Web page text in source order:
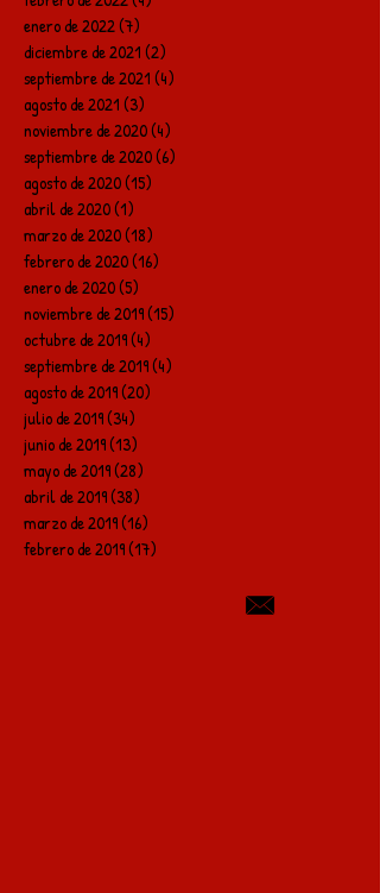
enero de 2022(7)
diciembre de 2021(2)
septiembre de 2021(4)
agosto de 2021(3)
noviembre de 2020(4)
septiembre de 2020(6)
agosto de 2020(15)
abril de 2020(1)
marzo de 2020(18)
febrero de 2020(16)
enero de 2020(5)
noviembre de 2019(15)
octubre de 2019(4)
septiembre de 2019(4)
agosto de 2019(20)
julio de 2019(34)
junio de 2019(13)
mayo de 2019(28)
abril de 2019(38)
marzo de 2019(16)
febrero de 2019(17)